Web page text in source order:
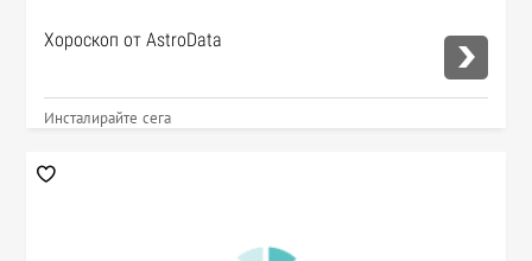
Хороскоп от AstroData
Инсталирайте сега